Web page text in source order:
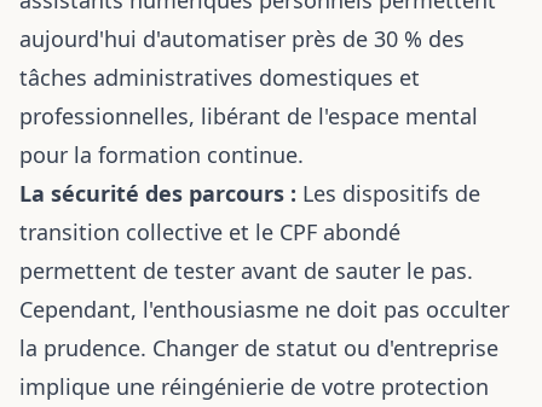
aujourd'hui d'automatiser près de 30 % des
tâches administratives domestiques et
professionnelles, libérant de l'espace mental
pour la formation continue.
La sécurité des parcours : Les dispositifs de
transition collective et le CPF abondé
permettent de tester avant de sauter le pas.
Cependant, l'enthousiasme ne doit pas occulter
la prudence. Changer de statut ou d'entreprise
implique une réingénierie de votre protection